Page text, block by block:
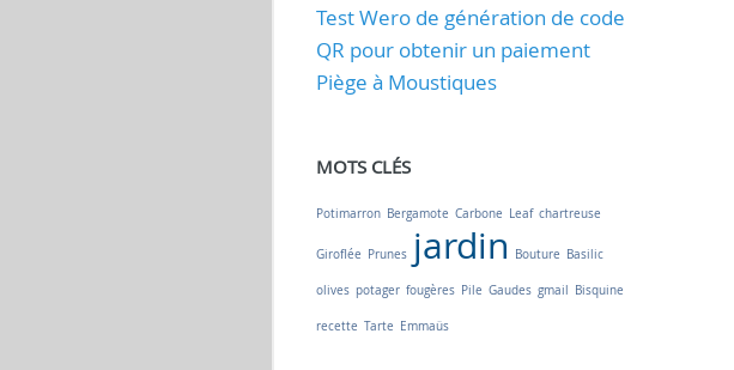
Test Wero de génération de code
QR pour obtenir un paiement
Piège à Moustiques
MOTS CLÉS
Potimarron Bergamote Carbone Leaf chartreuse
Giroflée Prunes jardin Bouture Basilic
olives potager fougères Pile Gaudes gmail Bisquine
recette Tarte Emmaüs